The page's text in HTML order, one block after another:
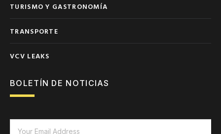
TURISMO Y GASTRONOMÍA
TRANSPORTE
VCV LEAKS
BOLETÍN DE NOTICIAS